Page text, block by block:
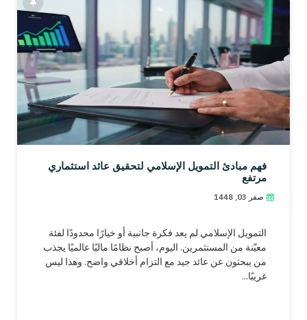
فهم مبادئ التمويل الإسلامي لتحقيق عائد استثماري
مرتفع
صفر 03, 1448
التمويل الإسلامي لم يعد فكرة جانبية أو خيارًا محدودًا لفئة
معيّنة من المستثمرين. اليوم، أصبح نظامًا ماليًا عالميًا يجذب
من يبحثون عن عائد جيد مع التزام أخلاقي واضح. وهذا ليس
غريبًا...